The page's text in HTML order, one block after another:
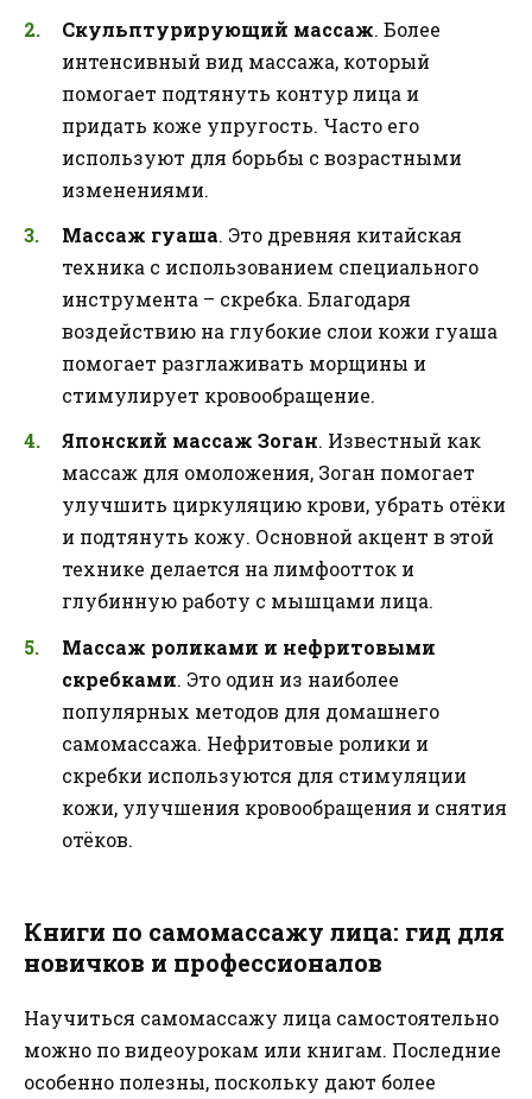
Скульптурирующий массаж. Более
интенсивный вид массажа, который
помогает подтянуть контур лица и
придать коже упругость. Часто его
используют для борьбы с возрастными
изменениями.
Массаж гуаша. Это древняя китайская
техника с использованием специального
инструмента – скребка. Благодаря
воздействию на глубокие слои кожи гуаша
помогает разглаживать морщины и
стимулирует кровообращение.
Японский массаж Зоган. Известный как
массаж для омоложения, Зоган помогает
улучшить циркуляцию крови, убрать отёки
и подтянуть кожу. Основной акцент в этой
технике делается на лимфоотток и
глубинную работу с мышцами лица.
Массаж роликами и нефритовыми
скребками. Это один из наиболее
популярных методов для домашнего
самомассажа. Нефритовые ролики и
скребки используются для стимуляции
кожи, улучшения кровообращения и снятия
отёков.
Книги по самомассажу лица: гид для
новичков и профессионалов
Научиться самомассажу лица самостоятельно
можно по видеоурокам или книгам. Последние
особенно полезны, поскольку дают более